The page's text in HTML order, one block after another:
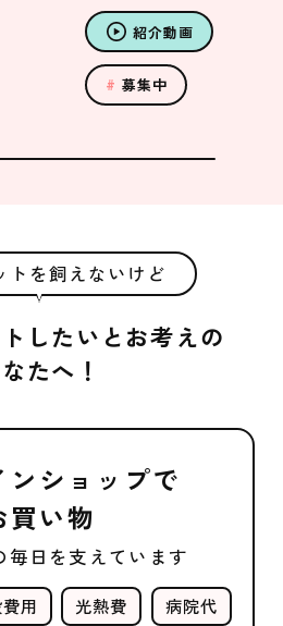
紹介動画
募集中
トを飼えないけど
したいとお考えの
たへ！
ンショップで
買い物
毎日を支えています
用 光熱費 病院代